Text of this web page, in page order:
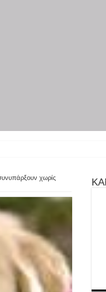
χωρίς